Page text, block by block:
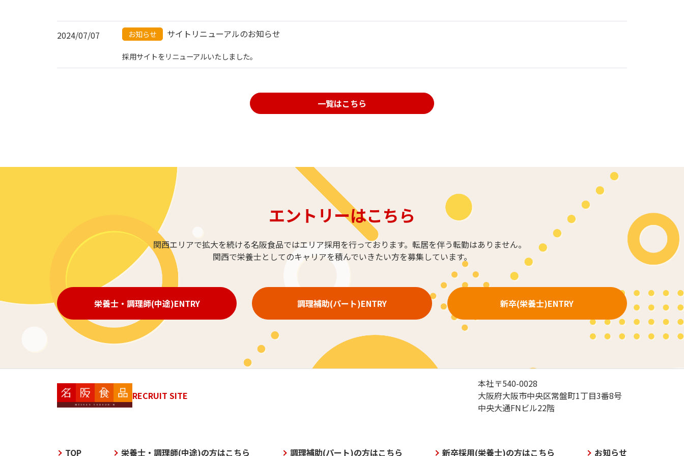
2024/07/07 お知らせ サイトリニューアルのお知らせ
採用サイトをリニューアルいたしました。
一覧はこちら
エントリーはこちら
関西エリアで拡大を続ける名阪食品ではエリア採用を行っております。 転居を伴う転勤はありません。
関西で栄養士としてのキャリアを積んでいきたい方を募集しています。
栄養士・調理師(中途)ENTRY 調理補助(パート)ENTRY 新卒(栄養士)ENTRY
RECRUIT SITE
本社〒540-0028
大阪府大阪市中央区常盤町1丁目3番8号
中央大通FNビル22階
TOP 栄養士・調理師(中途)の方はこちら 調理補助(パート)の方はこちら 新卒採用(栄養士)の方はこちら お知らせ